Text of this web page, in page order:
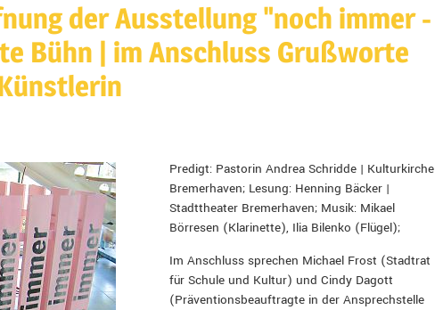
der Ausstellung "noch immer -
Bühn | im Anschluss Grußworte
Predigt: Pastorin Andrea Schridde | Kulturkirche
Bremerhaven; Lesung: Henning Bäcker |
Stadttheater Bremerhaven; Musik: Mikael
Börresen (Klarinette), Ilia Bilenko (Flügel);
Im Anschluss sprechen Michael Frost (Stadtrat
für Schule und Kultur) und Cindy Dagott
(Präventionsbeauftragte in der Ansprechstelle